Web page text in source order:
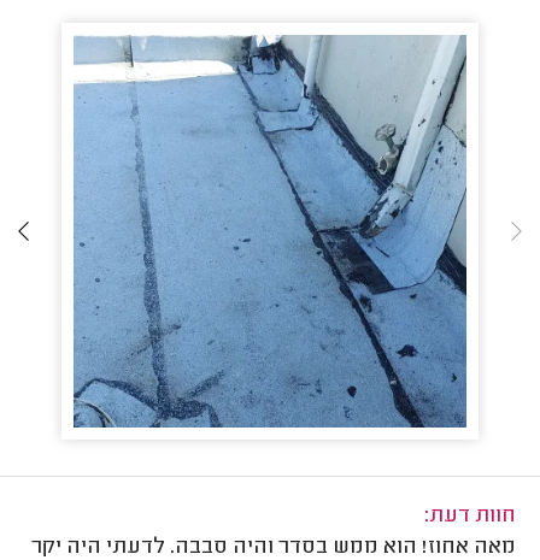
חוות דעת:
מאה אחוז! הוא ממש בסדר והיה סבבה. לדעתי היה יקר